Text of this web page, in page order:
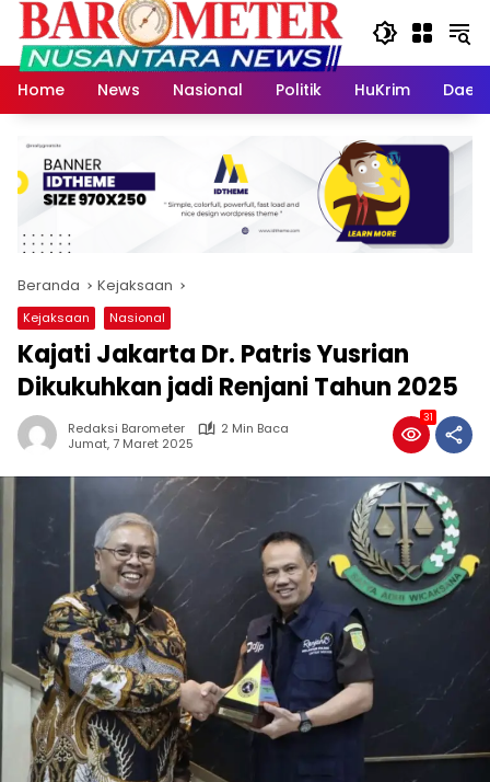
Langsung
konten
Home
News Nasional Politik HuKrim
Beranda Kejaksaan
Kejaksaan Nasional
Kajati Jakarta Dr. Patris Yusrian
Dikukuhkan jadi Renjani Tahun 2025
Redaksi Barometer
2 Min Baca
Jumat, 7 Maret 2025
31